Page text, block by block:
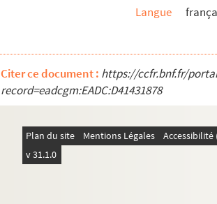
Langue
Citer ce document : https://ccfr.bnf.fr/
record=eadcgm:EADC:D41431878
Plan du site Mentions Légales
v 31.1.0